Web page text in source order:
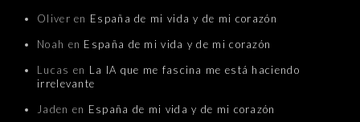
Oliver en España de mi vida y de mi corazón
Noah en España de mi vida y de mi corazón
Lucas en La IA que me fascina me está haciendo
irrelevante
Jaden en España de mi vida y de mi corazón